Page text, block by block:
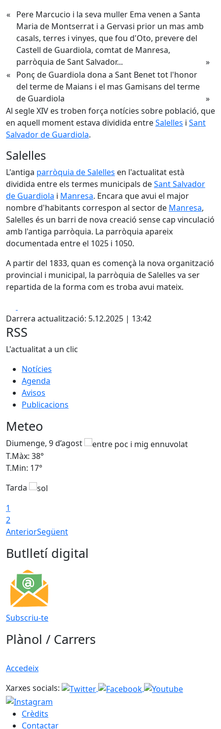
« Pere Marcucio i la seva muller Ema venen a Santa
Maria de Montserrat i a Gervasi prior un mas amb
casals, terres i vinyes, que fou d'Oto, prevere del
Castell de Guardiola, comtat de Manresa,
parròquia de Sant Salvador...
»
« Ponç de Guardiola dona a Sant Benet tot l'honor
del terme de Maians i el mas Gamisans del terme
de Guardiola
»
Al segle XIV es troben força notícies sobre població, que
en aquell moment estava dividida entreSalelles i Sant
Salvador de Guardiola.
Salelles
L'antiga parròquia de Salelles en l'actualitat està
dividida entre els termes municipals deSant Salvador
de Guardiola i Manresa. Encara que avui el major
nombre d'habitants correspon al sector de Manresa,
Salelles és un barri de nova creació sense cap vinculació
amb l'antiga parròquia. La parròquia apareix
documentada entre el 1025 i 1050.
A partir del 1833, quan es començà la nova organització
provincial i municipal, la parròquia de Salelles va ser
repartida de la forma com es troba avui mateix.
Darrera actualització: 5.12.2025 | 13:42
RSS
L'actualitat a un clic
Notícies
Agenda
Avisos
Publicacions
Meteo
Diumenge, 9 d’agost
T.Màx: 38°
T.Min: 17°
Tarda
1
2
AnteriorSegüent
Butlletí digital
Subscriu-te
Plànol / Carrers
Accedeix
Xarxes socials:
Crèdits
Contactar